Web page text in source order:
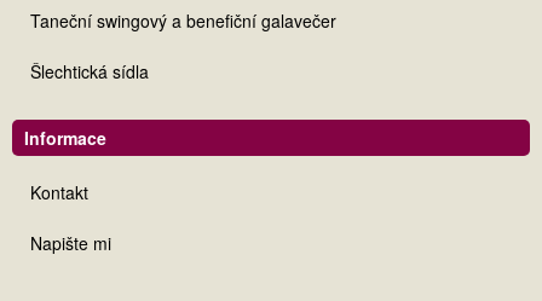
Taneční swingový a benefiční galavečer
Šlechtická sídla
Informace
Kontakt
Napište mi